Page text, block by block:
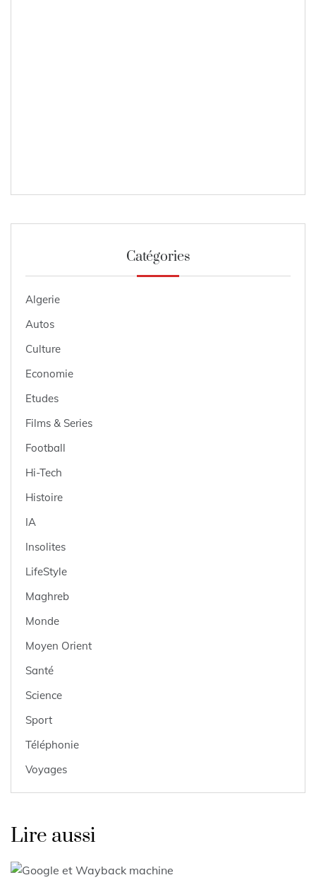
Catégories
Algerie
Autos
Culture
Economie
Etudes
Films & Series
Football
Hi-Tech
Histoire
IA
Insolites
LifeStyle
Maghreb
Monde
Moyen Orient
Santé
Science
Sport
Téléphonie
Voyages
Lire aussi